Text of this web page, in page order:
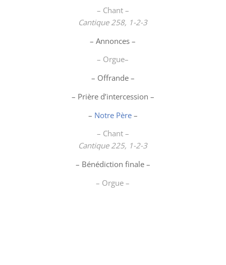
– Chant –
Cantique 258, 1-2-3
– Annonces –
– Orgue–
– Offrande –
– Prière d’intercession –
– Notre Père–
– Chant –
Cantique 225, 1-2-3
– Bénédiction finale –
– Orgue –